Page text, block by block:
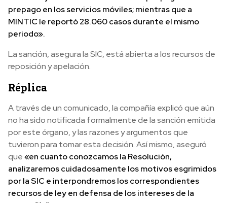
prepago en los servicios móviles; mientras que a
MINTIC le reportó 28.060 casos durante el mismo
periodo».
La sanción, asegura la SIC, está abierta a los recursos de
reposición y apelación.
Réplica
A través de un comunicado, la compañía explicó que aún
no ha sido notificada formalmente de la sanción emitida
por este órgano, y las razones y argumentos que
tuvieron para tomar esta decisión. Así mismo, aseguró
que«en cuanto conozcamos la Resolución,
analizaremos cuidadosamente los motivos esgrimidos
por la SIC e interpondremos los correspondientes
recursos de ley en defensa de los intereses de la